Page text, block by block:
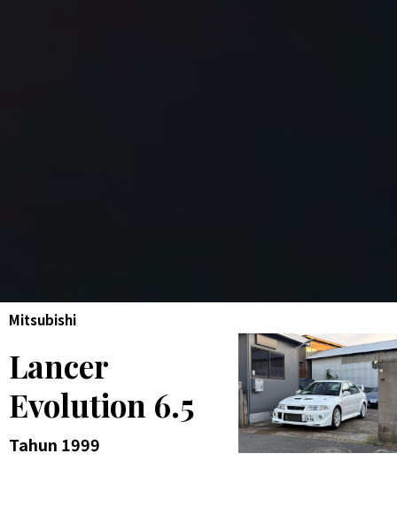
Mitsubishi
Lancer
Evolution 6.5
Tahun 1999